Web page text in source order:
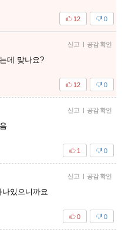
0
12
신고 | 공감 확인
데 맞나요?
0
12
신고 | 공감 확인
0
1
신고 | 공감 확인
있으니까요
0
0